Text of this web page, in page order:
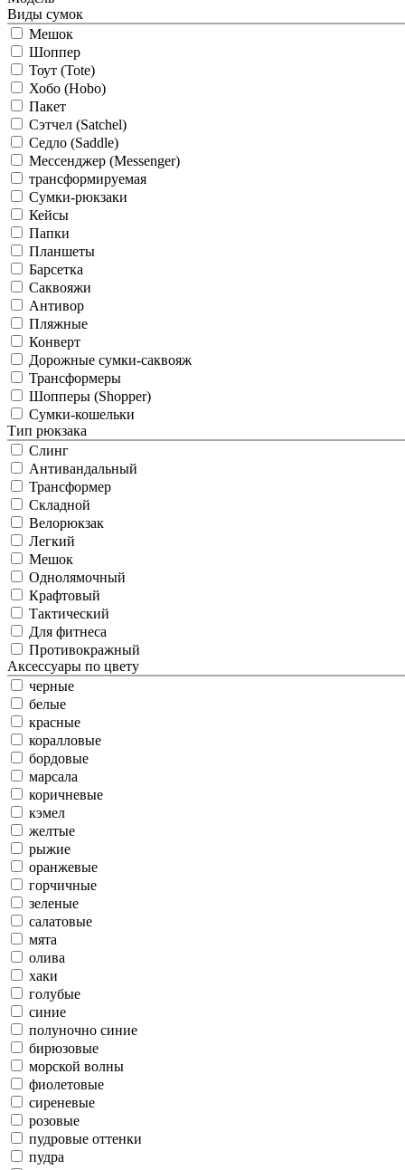
Виды сумок
Мешок
Шоппер
Тоут (Tote)
Хобо (Hobo)
Пакет
Сэтчел (Satchel)
Седло (Saddle)
Мессенджер (Messenger)
трансформируемая
Сумки-рюкзаки
Кейсы
Папки
Планшеты
Барсетка
Саквояжи
Антивор
Пляжные
Конверт
Дорожные сумки-саквояж
Трансформеры
Шопперы (Shopper)
Сумки-кошельки
Тип рюкзака
Слинг
Антивандальный
Трансформер
Складной
Велорюкзак
Легкий
Мешок
Однолямочный
Крафтовый
Тактический
Для фитнеса
Противокражный
Аксессуары по цвету
черные
белые
красные
коралловые
бордовые
марсала
коричневые
кэмел
желтые
рыжие
оранжевые
горчичные
зеленые
салатовые
мята
олива
хаки
голубые
синие
полуночно синие
бирюзовые
морской волны
фиолетовые
сиреневые
розовые
пудровые оттенки
пудра